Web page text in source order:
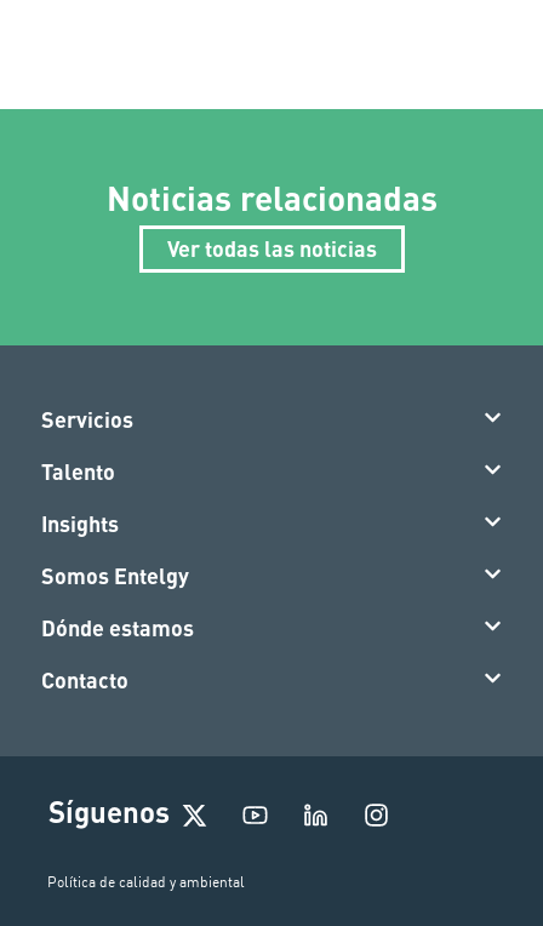
Noticias relacionadas
Ver todas las noticias
Servicios
Talento
Insights
Somos Entelgy
Dónde estamos
Contacto
Síguenos
I
n
Política de calidad y ambiental